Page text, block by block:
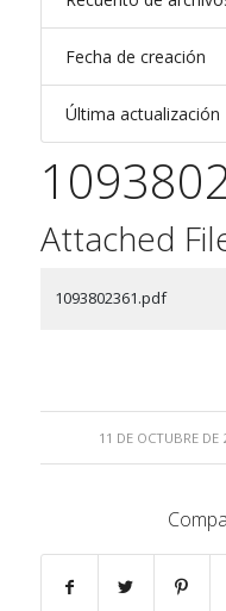
Fecha de creación
Última actualización
Attached
1093802361.pdf
11 DE OCTUBRE DE
/